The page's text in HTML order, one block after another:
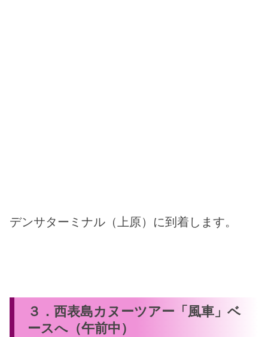
デンサターミナル（上原）に到着します。
３．西表島カヌーツアー「風車」ベ
ースへ（午前中）